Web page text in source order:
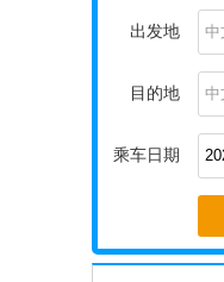
出发地
目的地
乘车日期